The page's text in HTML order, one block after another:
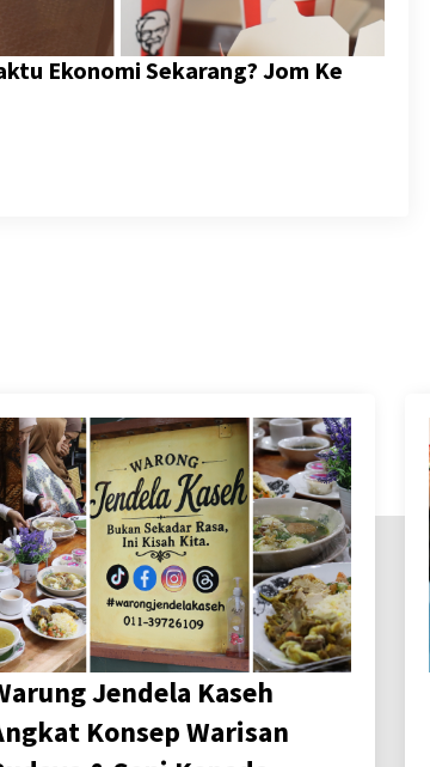
Ekonomi Sekarang? Jom Ke
Jendela Kaseh
Konsep Warisan